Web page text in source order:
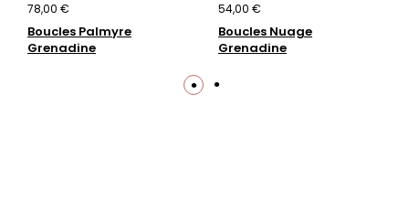
78,00 €
Boucles Palmyre
Grenadine
54,00 €
Boucles Nuage
Grenadine